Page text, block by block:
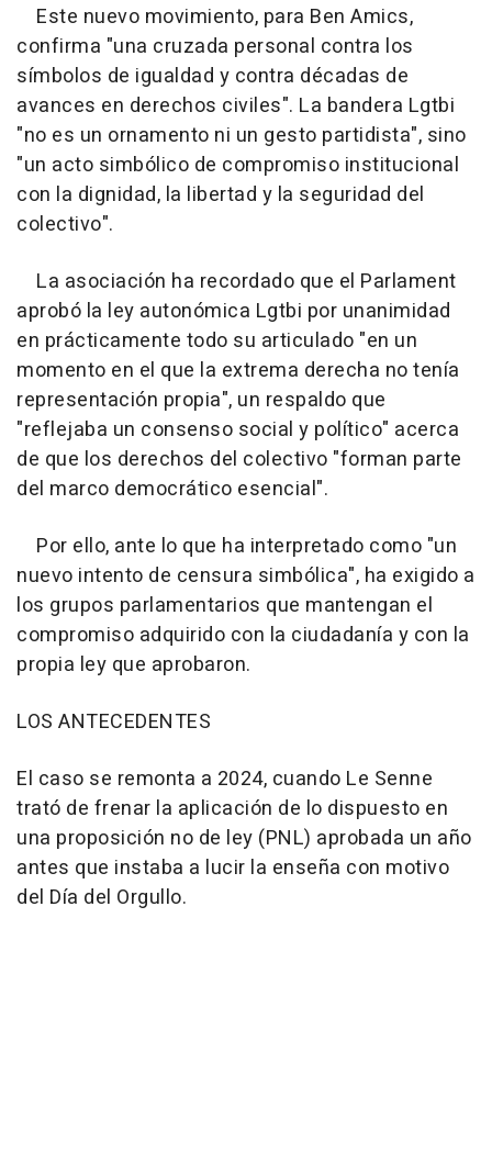
Este nuevo movimiento, para Ben Amics,
confirma "una cruzada personal contra los
símbolos de igualdad y contra décadas de
avances en derechos civiles". La bandera Lgtbi
"no es un ornamento ni un gesto partidista", sino
"un acto simbólico de compromiso institucional
con la dignidad, la libertad y la seguridad del
colectivo".
La asociación ha recordado que el Parlament
aprobó la ley autonómica Lgtbi por unanimidad
en prácticamente todo su articulado "en un
momento en el que la extrema derecha no tenía
representación propia", un respaldo que
"reflejaba un consenso social y político" acerca
de que los derechos del colectivo "forman parte
del marco democrático esencial".
Por ello, ante lo que ha interpretado como "un
nuevo intento de censura simbólica", ha exigido a
los grupos parlamentarios que mantengan el
compromiso adquirido con la ciudadanía y con la
propia ley que aprobaron.
LOS ANTECEDENTES
El caso se remonta a 2024, cuando Le Senne
trató de frenar la aplicación de lo dispuesto en
una proposición no de ley (PNL) aprobada un año
antes que instaba a lucir la enseña con motivo
del Día del Orgullo.